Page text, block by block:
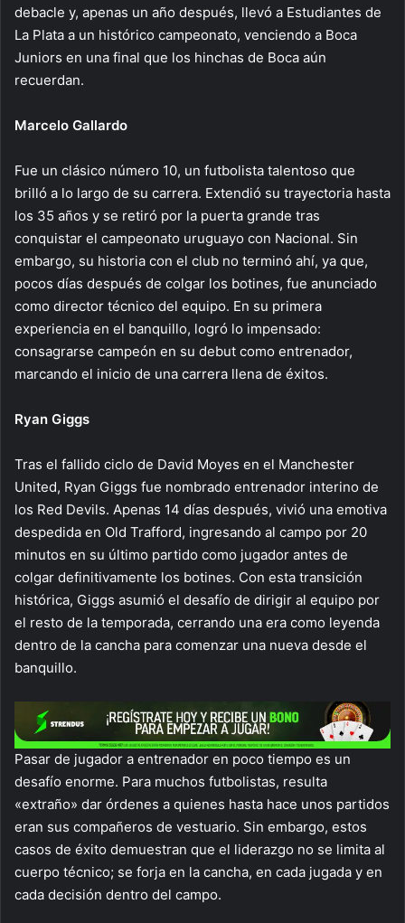
debacle y, apenas un año después, llevó a Estudiantes de
La Plata a un histórico campeonato, venciendo a Boca
Juniors en una final que los hinchas de Boca aún
recuerdan.
Marcelo Gallardo
Fue un clásico número 10, un futbolista talentoso que
brilló a lo largo de su carrera. Extendió su trayectoria hasta
los 35 años y se retiró por la puerta grande tras
conquistar el campeonato uruguayo con Nacional. Sin
embargo, su historia con el club no terminó ahí, ya que,
pocos días después de colgar los botines, fue anunciado
como director técnico del equipo. En su primera
experiencia en el banquillo, logró lo impensado:
consagrarse campeón en su debut como entrenador,
marcando el inicio de una carrera llena de éxitos.
Ryan Giggs
Tras el fallido ciclo de David Moyes en el Manchester
United, Ryan Giggs fue nombrado entrenador interino de
los Red Devils. Apenas 14 días después, vivió una emotiva
despedida en Old Trafford, ingresando al campo por 20
minutos en su último partido como jugador antes de
colgar definitivamente los botines. Con esta transición
histórica, Giggs asumió el desafío de dirigir al equipo por
el resto de la temporada, cerrando una era como leyenda
dentro de la cancha para comenzar una nueva desde el
banquillo.
Pasar de jugador a entrenador en poco tiempo es un
desafío enorme. Para muchos futbolistas, resulta
«extraño» dar órdenes a quienes hasta hace unos partidos
eran sus compañeros de vestuario. Sin embargo, estos
casos de éxito demuestran que el liderazgo no se limita al
cuerpo técnico; se forja en la cancha, en cada jugada y en
cada decisión dentro del campo.